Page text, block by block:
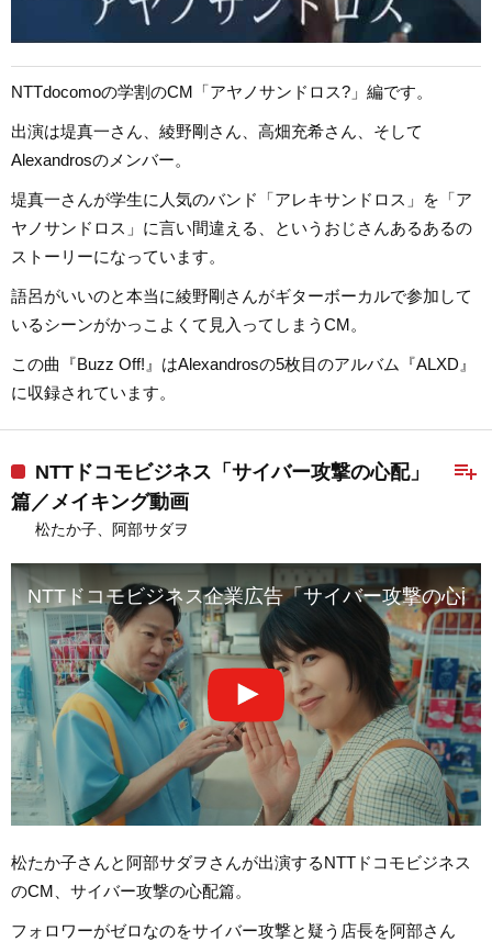
NTTdocomoの学割のCM「アヤノサンドロス?」編です。
出演は堤真一さん、綾野剛さん、高畑充希さん、そして
Alexandrosのメンバー。
堤真一さんが学生に人気のバンド「アレキサンドロス」を「ア
ヤノサンドロス」に言い間違える、というおじさんあるあるの
ストーリーになっています。
語呂がいいのと本当に綾野剛さんがギターボーカルで参加して
いるシーンがかっこよくて見入ってしまうCM。
この曲『Buzz Off!』はAlexandrosの5枚目のアルバム『ALXD』
に収録されています。
playlist_add
NTTドコモビジネス「サイバー攻撃の心配」
篇／メイキング動画
松たか子、阿部サダヲ
NTTドコモビジネス企業広告「サイバー攻撃の心配
松たか子さんと阿部サダヲさんが出演するNTTドコモビジネス
のCM、サイバー攻撃の心配篇。
フォロワーがゼロなのをサイバー攻撃と疑う店長を阿部さん